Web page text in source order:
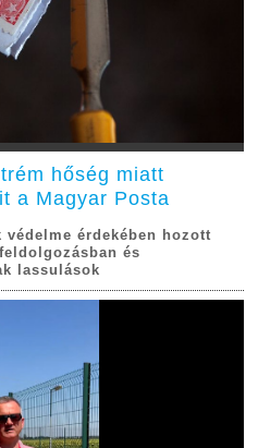
hőség miatt
a Magyar Posta
védelme érdekében hozott
és
lassulások